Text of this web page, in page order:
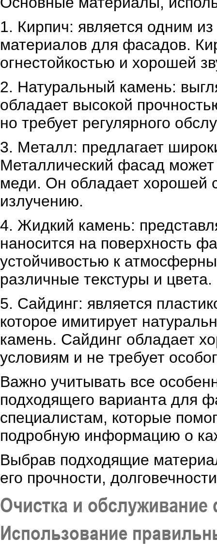
1. Кирпич: является одним
материалов для фасадов.
огнестойкостью и хорошей
2. Натуральный камень:
обладает высокой
но требует регулярного
3. Металл: предлагает
Металлический фасад
меди. Он обладает хорошей
излучению.
4. Жидкий камень:
наносится на поверхность
устойчивостью к
различные текстуры и цвета.
5. Сайдинг: является
которое имитирует
камень. Сайдинг обладает
условиям и не требует
Важно учитывать все
подходящего варианта для
специалистам, которые
подробную информацию о
Выбрав подходящие
его прочности,
Очистка и обслуживание
Использование